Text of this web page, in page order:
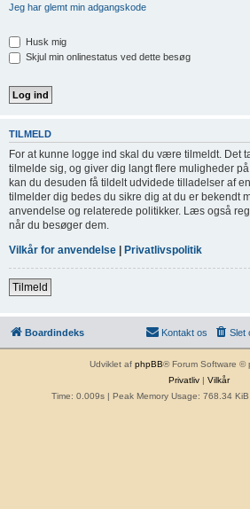
Jeg har glemt min adgangskode
Husk mig
Skjul min onlinestatus ved dette besøg
TILMELD
For at kunne logge ind skal du være tilmeldt. Det
tilmelde sig, og giver dig langt flere muligheder
kan du desuden få tildelt udvidede tilladelser af
tilmelder dig bedes du sikre dig at du er bekendt
anvendelse og relaterede politikker. Læs også
når du besøger dem.
Vilkår for anvendelse
Privatlivspolitik
Tilmeld
Boardindeks Slet
Kontakt os
Udviklet af phpBB® Forum Software ©
Privatliv| Vilkår
Time: 0.009s| Peak Memory Usage: 768.34 KiB